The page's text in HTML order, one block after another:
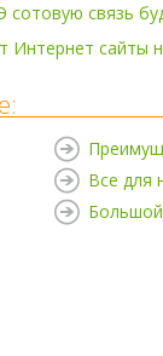
сотовую связь
Интернет сайты
Все для
Большой